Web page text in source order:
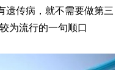
遗传病，就不需要做第三
为流行的一句顺口